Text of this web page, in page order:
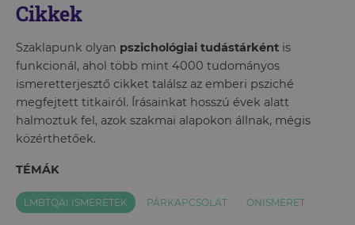
Cikkek
Szaklapunk olyan pszichológiai tudástárként is
funkcionál, ahol több mint 4000 tudományos
ismeretterjesztő cikket találsz az emberi psziché
megfejtett titkairól. Írásainkat hosszú évek alatt
halmoztuk fel, azok szakmai alapokon állnak, mégis
közérthetőek.
TÉMÁK
LMBTQAI ISMERETEK PÁRKAPCSOLAT ÖNISMERET